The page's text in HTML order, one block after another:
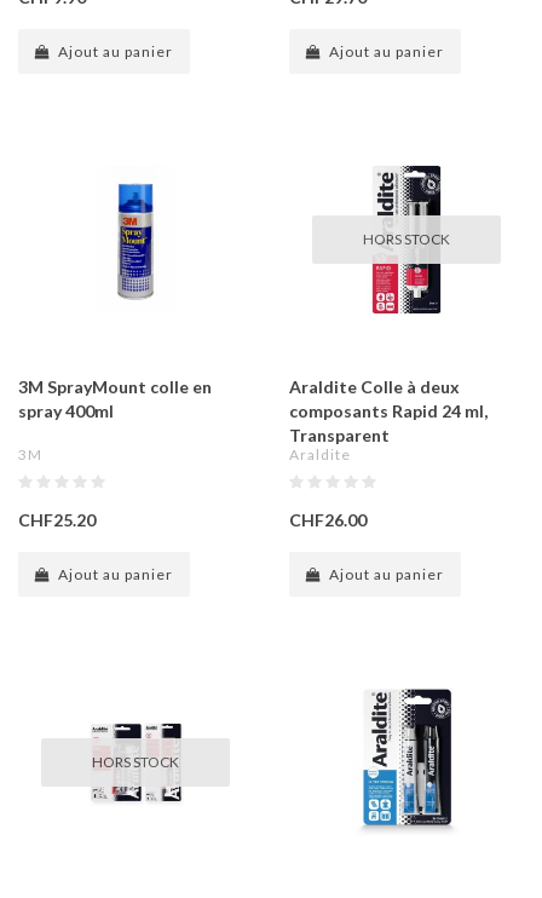
Ajout au panier Ajout au panier
3M SprayMount colle en
spray 400ml
3M
CHF25.20
Ajout au panier
HORS STOCK
Araldite Colle à deux
composants Rapid 24 ml,
Transparent
Araldite
CHF26.00
Ajout au panier
HORS STOCK